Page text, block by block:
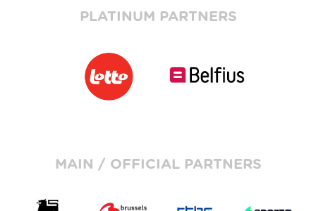
PLATINUM PARTNERS
MAIN / OFFICIAL PARTNERS